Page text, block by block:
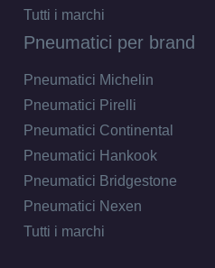
Tutti i marchi
Pneumatici per brand
Pneumatici Michelin
Pneumatici Pirelli
Pneumatici Continental
Pneumatici Hankook
Pneumatici Bridgestone
Pneumatici Nexen
Tutti i marchi